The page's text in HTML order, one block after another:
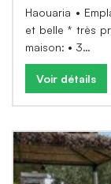
Haouaria •
et belle * très
maison: • 3…
Voir détails